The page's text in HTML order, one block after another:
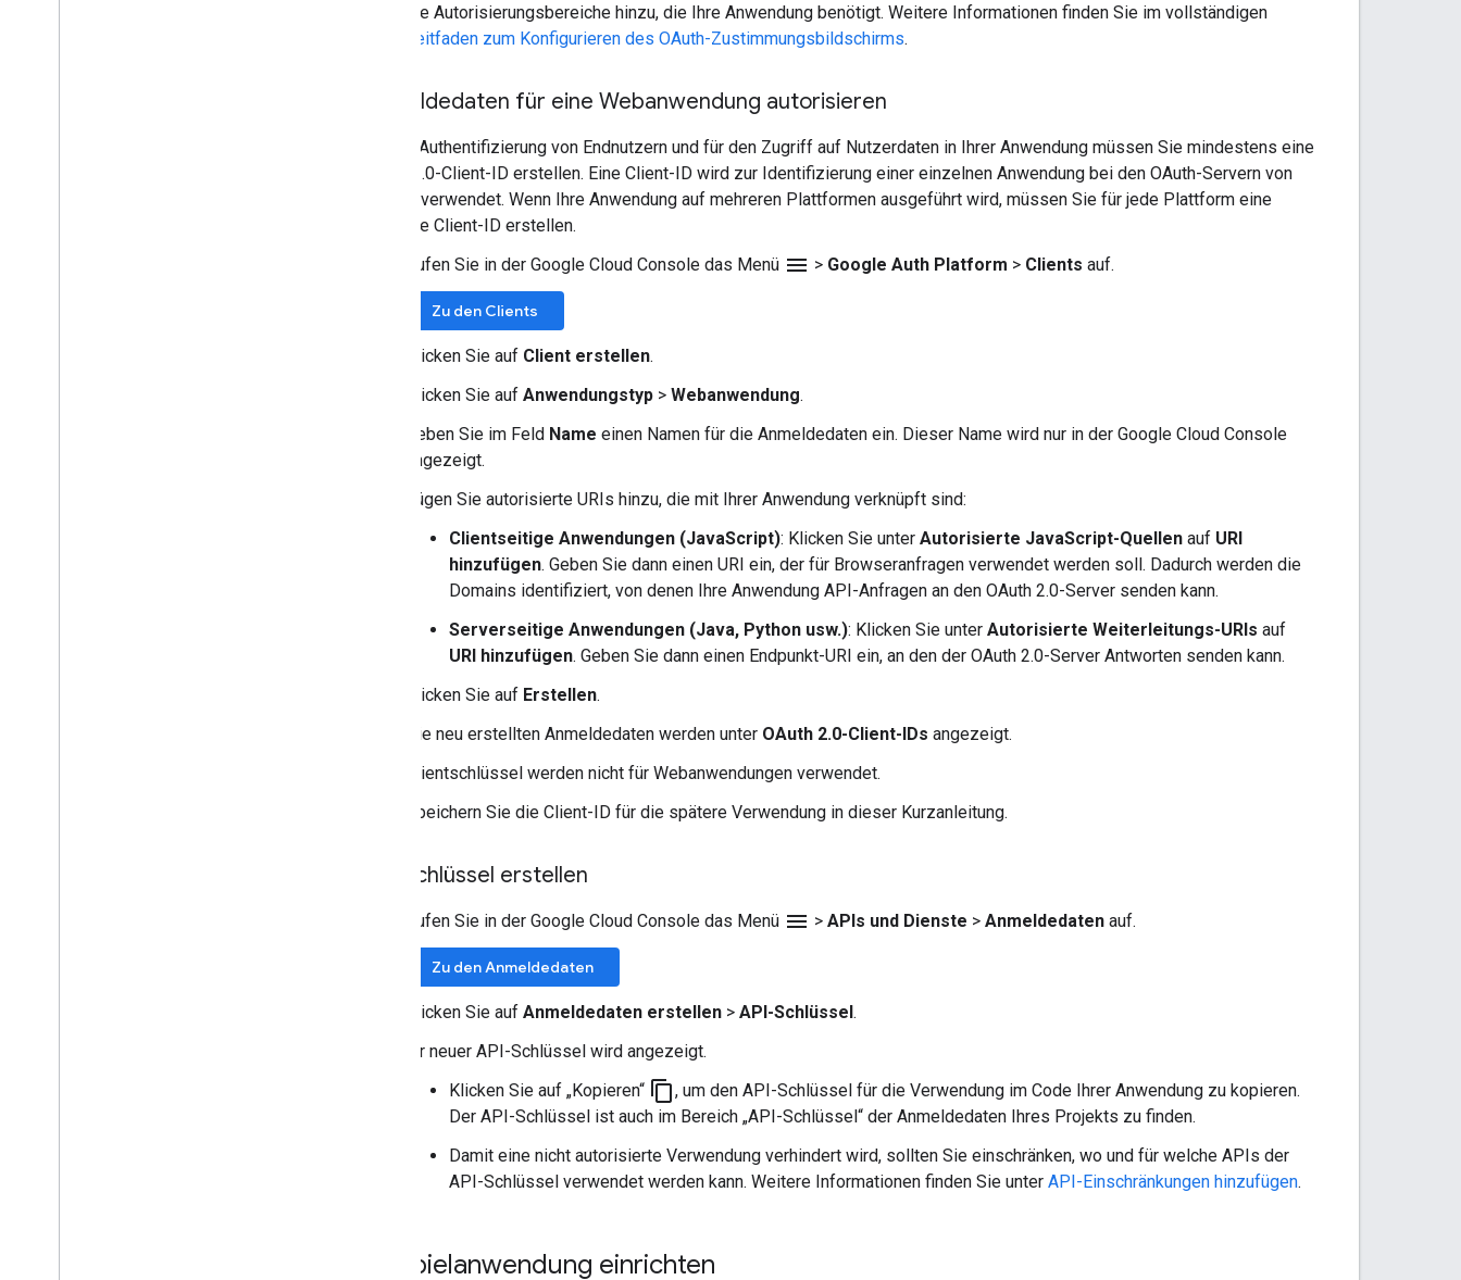
die Autorisierungsbereiche hinzu, die Ihre Anwendung benötigt. Weitere Informationen finden Sie im vollständigen
Leitfaden zum Konfigurieren des OAuth-Zustimmungsbildschirms.
Anmeldedaten für eine Webanwendung autorisieren
Für die Authentifizierung von Endnutzern und für den Zugriff auf Nutzerdaten in Ihrer Anwendung müssen Sie mindestens eine
OAuth 2.0-Client-ID erstellen. Eine Client-ID wird zur Identifizierung einer einzelnen Anwendung bei den OAuth-Servern von
Google verwendet. Wenn Ihre Anwendung auf mehreren Plattformen ausgeführt wird, müssen Sie für jede Plattform eine
separate Client-ID erstellen.
Rufen Sie in der Google Cloud Console das Menü menu > Google Auth Platform > Clients auf.
Zu den Clients
Klicken Sie auf Client erstellen.
Klicken Sie auf Anwendungstyp > Webanwendung.
Geben Sie im Feld Name einen Namen für die Anmeldedaten ein. Dieser Name wird nur in der Google Cloud Console
angezeigt.
Fügen Sie autorisierte URIs hinzu, die mit Ihrer Anwendung verknüpft sind:
Clientseitige Anwendungen (JavaScript): Klicken Sie unter Autorisierte JavaScript-Quellen auf URI
hinzufügen. Geben Sie dann einen URI ein, der für Browseranfragen verwendet werden soll. Dadurch werden die
Domains identifiziert, von denen Ihre Anwendung API-Anfragen an den OAuth 2.0-Server senden kann.
Serverseitige Anwendungen (Java, Python usw.): Klicken Sie unter Autorisierte Weiterleitungs-URIs auf
URI hinzufügen. Geben Sie dann einen Endpunkt-URI ein, an den der OAuth 2.0-Server Antworten senden kann.
Klicken Sie auf Erstellen.
Die neu erstellten Anmeldedaten werden unter OAuth 2.0-Client-IDs angezeigt.
Clientschlüssel werden nicht für Webanwendungen verwendet.
Speichern Sie die Client-ID für die spätere Verwendung in dieser Kurzanleitung.
API-Schlüssel erstellen
Rufen Sie in der Google Cloud Console das Menü menu > APIs und Dienste > Anmeldedaten auf.
Zu den Anmeldedaten
Klicken Sie auf Anmeldedaten erstellen > API-Schlüssel.
Ihr neuer API-Schlüssel wird angezeigt.
Klicken Sie auf „Kopieren“ content_copy, um den API-Schlüssel für die Verwendung im Code Ihrer Anwendung zu kopieren.
Der API-Schlüssel ist auch im Bereich „API-Schlüssel“ der Anmeldedaten Ihres Projekts zu finden.
Damit eine nicht autorisierte Verwendung verhindert wird, sollten Sie einschränken, wo und für welche APIs der
API-Schlüssel verwendet werden kann. Weitere Informationen finden Sie unter API-Einschränkungen hinzufügen.
Beispielanwendung einrichten